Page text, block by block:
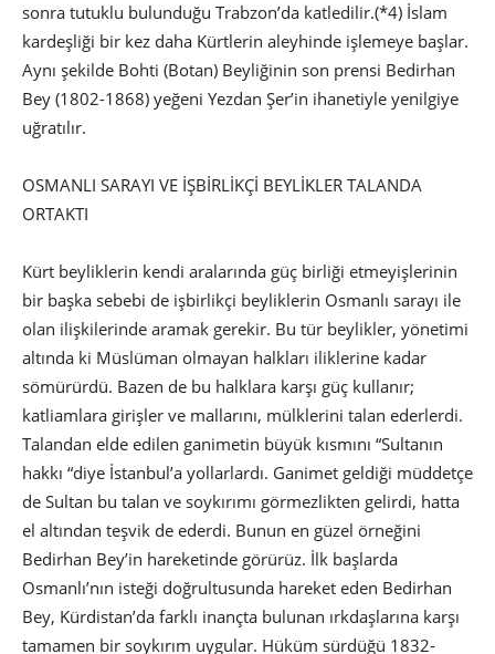
sonra tutuklu bulunduğu Trabzon’da katledilir.(*4) İslam
kardeşliği bir kez daha Kürtlerin aleyhinde işlemeye başlar.
Aynı şekilde Bohti (Botan) Beyliğinin son prensi Bedirhan
Bey (1802-1868) yeğeni Yezdan Şer’in ihanetiyle yenilgiye
uğratılır.
OSMANLI SARAYI VE İŞBİRLİKÇİ BEYLİKLER TALANDA
ORTAKTI
Kürt beyliklerin kendi aralarında güç birliği etmeyişlerinin
bir başka sebebi de işbirlikçi beyliklerin Osmanlı sarayı ile
olan ilişkilerinde aramak gerekir. Bu tür beylikler, yönetimi
altında ki Müslüman olmayan halkları iliklerine kadar
sömürürdü. Bazen de bu halklara karşı güç kullanır;
katliamlara girişler ve mallarını, mülklerini talan ederlerdi.
Talandan elde edilen ganimetin büyük kısmını “Sultanın
hakkı “diye İstanbul’a yollarlardı. Ganimet geldiği müddetçe
de Sultan bu talan ve soykırımı görmezlikten gelirdi, hatta
el altından teşvik de ederdi. Bunun en güzel örneğini
Bedirhan Bey’in hareketinde görürüz. İlk başlarda
Osmanlı’nın isteği doğrultusunda hareket eden Bedirhan
Bey, Kürdistan’da farklı inançta bulunan ırkdaşlarına karşı
tamamen bir soykırım uygular. Hüküm sürdüğü 1832-